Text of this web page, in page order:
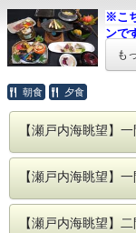
煮
■お
揚
ラ
デ
※お
先付
ホ
も
穴
焼 物
蓋 物
御 飯
留 椀
仕入
※こ
ンで
※ふ
・当
ンは
・プ
ポン
1. 当
※お支
も
朝食 夕食
【瀬戸内海眺望】
【瀬戸内海眺望】
【瀬戸内海眺望】